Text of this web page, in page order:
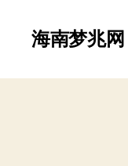
海南梦兆网